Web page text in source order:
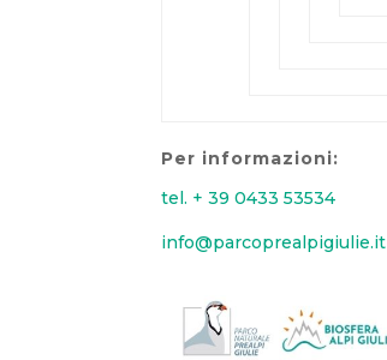
Per informazioni:
tel. + 39 0433 53534
info@parcoprealpigiulie.it